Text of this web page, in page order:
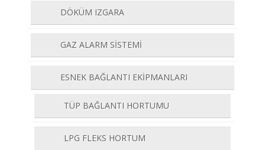
DÖKÜM IZGARA
GAZ ALARM SİSTEMİ
ESNEK BAĞLANTI EKİPMANLARI
TÜP BAĞLANTI HORTUMU
LPG FLEKS HORTUM